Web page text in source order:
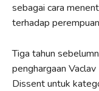
sebagai cara
terhadap
Tiga tahun
penghargaan
Dissent untuk